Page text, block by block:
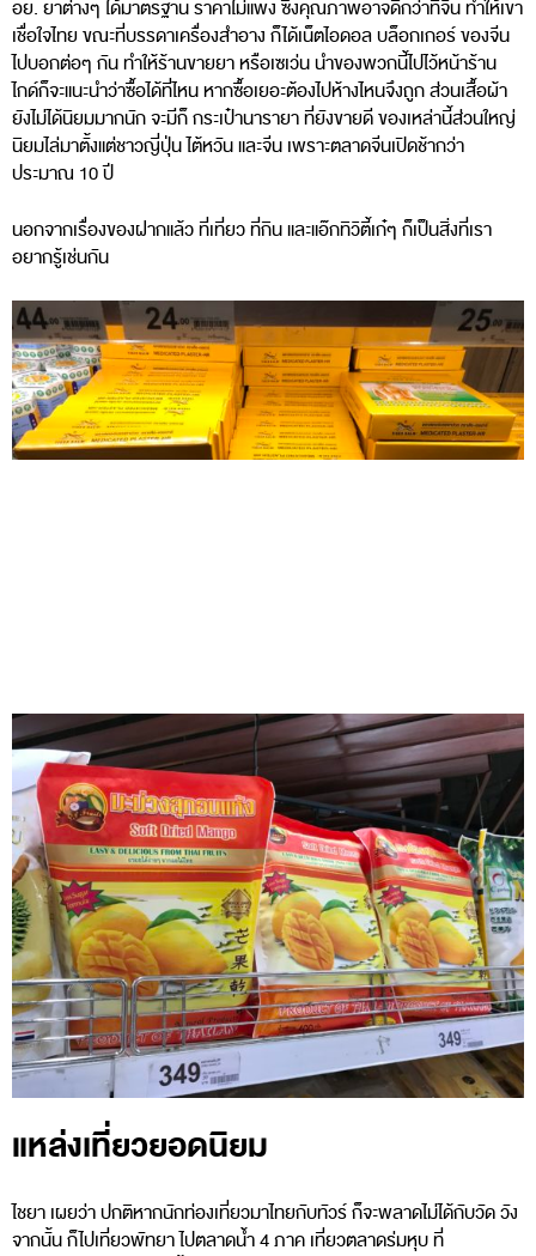
อย. ยาต่างๆ ได้มาตรฐาน ราคาไม่แพง ซึ่งคุณภาพอาจดีกว่าที่จีน ทำให้เขา
เชื่อใจไทย ขณะที่บรรดาเครื่องสำอาง ก็ได้เน็ตไอดอล บล็อกเกอร์ ของจีน
ไปบอกต่อๆ กัน ทำให้ร้านขายยา หรือเซเว่น นำของพวกนี้ไปไว้หน้าร้าน
ไกด์ก็จะแนะนำว่าซื้อได้ที่ไหน หากซื้อเยอะต้องไปห้างไหนจึงถูก ส่วนเสื้อผ้า
ยังไม่ได้นิยมมากนัก จะมีก็ กระเป๋านารายา ที่ยังขายดี ของเหล่านี้ส่วนใหญ่
นิยมไล่มาตั้งแต่ชาวญี่ปุ่น ไต้หวัน และจีน เพราะตลาดจีนเปิดช้ากว่า
ประมาณ 10 ปี
นอกจากเรื่องของฝากแล้ว ที่เที่ยว ที่กิน และแอ๊กทิวิตี้เก๋ๆ ก็เป็นสิ่งที่เรา
อยากรู้เช่นกัน
แหล่งเที่ยวยอดนิยม
ไชยา เผยว่า ปกติหากนักท่องเที่ยวมาไทยกับทัวร์ ก็จะพลาดไม่ได้กับวัด วัง
จากนั้น ก็ไปเที่ยวพัทยา ไปตลาดน้ำ 4 ภาค เที่ยวตลาดร่มหุบ ที่